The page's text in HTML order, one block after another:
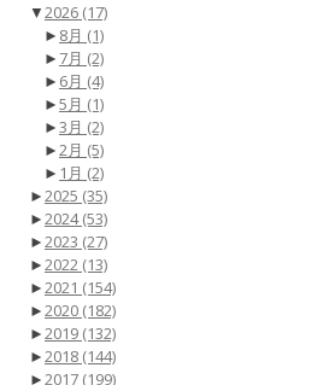
▼2026 (17)
► 8月 (1)
► 7月 (2)
► 6月 (4)
►5月 (1)
►3月 (2)
►2月 (5)
► 1月 (2)
►2025 (35)
►2024(53)
►2023 (27)
►2022 (13)
►2021 (154)
►2020 (182)
►2019 (132)
►2018 (144)
►2017 (199)